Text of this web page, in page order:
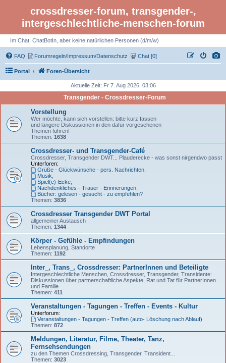
crossdresser-forum, transgender-,
intergeschlechtliche-menschen-forum
Im Chat: ChatBotIn, aber keine natürlichen Personen (d/m/w)
FAQ Forumregeln/Impressum/Datenschutz Chat [0]
Portal Foren-Übersicht
Aktuelle Zeit: Fr 7. Aug 2026, 03:06
Transgender - Crossdresser-Forum
Vorstellung
Wer möchte, kann sich vorstellen: bitte kurz fassen
und längere Diskussionen in den dafür vorgesehenen
Themen führen!
Themen: 1638
Crossdresser- und Transgender-Café
Crossdresser, Transgender DWT... Plauderecke - was sonst nirgendwo passt
Unterforen:
Grüße - Glückwünsche - pers. Nachrichten,
Musik
Spiel(e)-Ecke,
Nachdenkliches - Trauer - Erinnerungen,
Bücher: gelesen - gesucht - zu empfehlen?
Themen: 3836
Crossdresser Transgender DWT Portal
allgemeiner Austausch
Themen: 1344
Körper - Gefühle - Empfindungen
Lebensplanung, Standorte
Themen: 1192
Inter_, Trans_, Crossdresser: PartnerInnen und Beteiligte
Intergeschlechtliche Menschen, Crossdresser, Transgender, Transidente:
Diskussionen über partnerschaftliche Aspekte, Rat und Tat für PartnerInnen
und Familie
Themen: 411
Veranstaltungen - Tagungen - Treffen - Events - Kultur
Unterforum:
Veranstaltungen - Tagungen - Treffen (auto- Löschung nach Ablauf)
Themen: 872
Meldungen, Literatur, Filme, Theater, Tanz,
Fernsehsendungen
zu den Themen Crossdressing, Transgender, Transident...
Themen: 3023